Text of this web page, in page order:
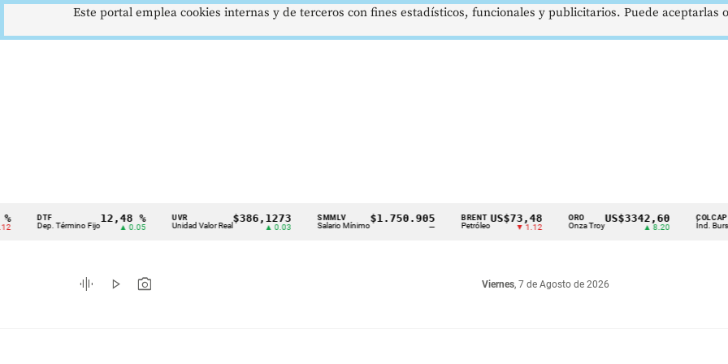
Cintillo
indicadores
económicos
DTF
Dep. Término Fijo
12,48 %
▲ 0.05
UVR
Unidad Valor Real
$386,1273 SMMLV
Salario Mínimo
$1.750.905 BRENT
Petróleo
US$73,48
▼ 1.12
ORO
Onza Troy
US$3342,60 COLCAP
Índ. Bursátil
graphic_eq play_arrow photo_camera Viernes, 7 de Agosto de 2026
Este portal emplea cookies internas y de terceros con fines estadísticos, funcionales y publicitarios. Puede aceptarlas